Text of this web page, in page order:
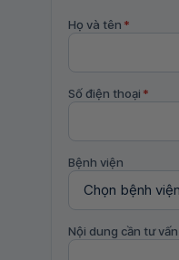
Họ và tên *
Số điện thoại *
Bệnh viện
Nội dung cần tư vấn